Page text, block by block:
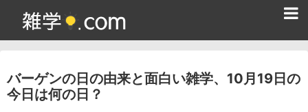
バーゲンの日の由来と面白い雑学、10月19日の
今日は何の日？
雑学クイズ問題集